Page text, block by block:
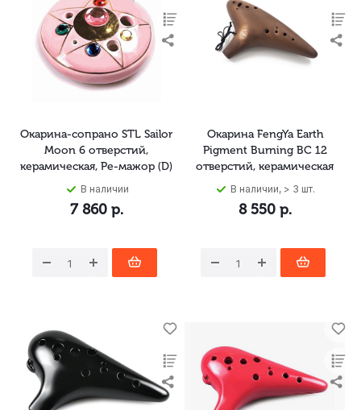
Окарина-сопрано STL Sailor
Moon 6 отверстий,
керамическая, Ре-мажор (D)
В наличии
7 860р.
Окарина FengYa Earth
Pigment Burning BC 12
отверстий, керамическая
В наличии, > 3 шт.
8 550р.